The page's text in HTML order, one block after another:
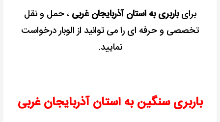
برایباربری به استان آذربایجان غربی ، حمل و نقل
تخصصی و حرفه ای را می توانید از الوبار درخواست
نمایید.
باربری سنگین به استان آذربایجان غربی